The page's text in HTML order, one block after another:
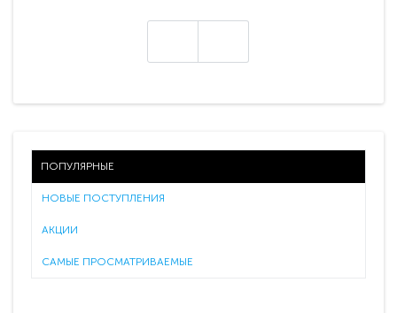
ПОПУЛЯРНЫЕ
НОВЫЕ ПОСТУПЛЕНИЯ
АКЦИИ
САМЫЕ ПРОСМАТРИВАЕМЫЕ